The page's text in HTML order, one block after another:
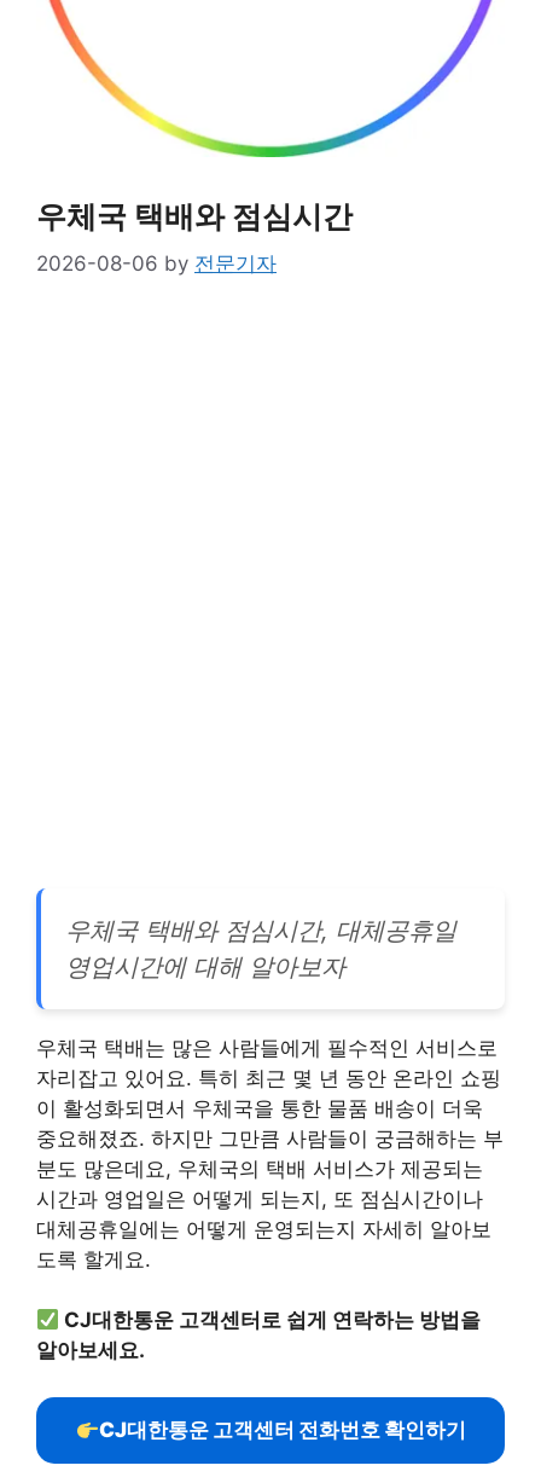
우체국 택배와 점심시간
2026-08-06 by 전문기자
우체국 택배와 점심시간, 대체공휴일
영업시간에 대해 알아보자
우체국 택배는 많은 사람들에게 필수적인 서비스로
자리잡고 있어요. 특히 최근 몇 년 동안 온라인 쇼핑
이 활성화되면서 우체국을 통한 물품 배송이 더욱
중요해졌죠. 하지만 그만큼 사람들이 궁금해하는 부
분도 많은데요, 우체국의 택배 서비스가 제공되는
시간과 영업일은 어떻게 되는지, 또 점심시간이나
대체공휴일에는 어떻게 운영되는지 자세히 알아보
도록 할게요.
CJ대한통운 고객센터로 쉽게 연락하는 방법을
알아보세요.
CJ대한통운 고객센터 전화번호 확인하기